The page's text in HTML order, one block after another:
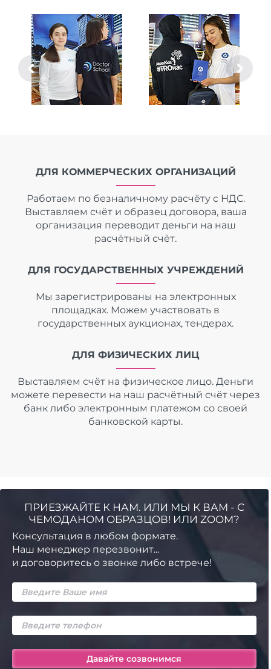
ДЛЯ КОММЕРЧЕСКИХ ОРГАНИЗАЦИЙ
Работаем по безналичному расчёту с НДС.
Выставляем счёт и образец договора, ваша
организация переводит деньги на наш
расчётный счёт.
ДЛЯ ГОСУДАРСТВЕННЫХ УЧРЕЖДЕНИЙ
Мы зарегистрированы на электронных
площадках. Можем участвовать в
государственных аукционах, тендерах.
ДЛЯ ФИЗИЧЕСКИХ ЛИЦ
Выставляем счёт на физическое лицо. Деньги
можете перевести на наш расчётный счёт через
банк либо электронным платежом со своей
банковской карты.
ПРИЕЗЖАЙТЕ К НАМ. ИЛИ МЫ К ВАМ - С
ЧЕМОДАНОМ ОБРАЗЦОВ! ИЛИ ZOOM?
Консультация в любом формате.
Наш менеджер перезвонит...
и договоритесь о звонке либо встрече!